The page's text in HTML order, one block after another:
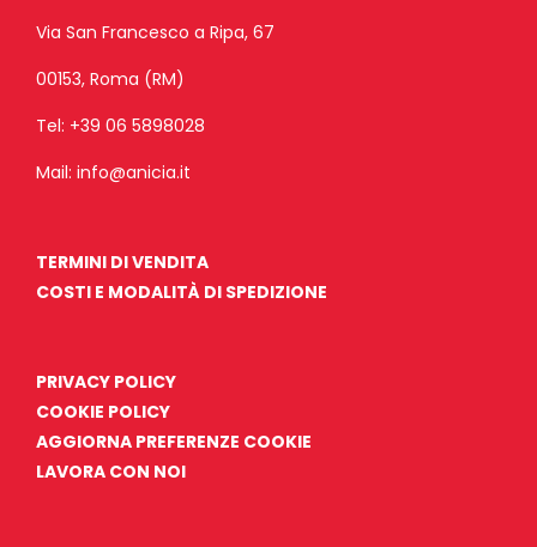
Via San Francesco a Ripa, 67
00153, Roma (RM)
Tel: +39 06 5898028
Mail: info@anicia.it
TERMINI DI VENDITA
COSTI E MODALITÀ DI SPEDIZIONE
PRIVACY POLICY
COOKIE POLICY
AGGIORNA PREFERENZE COOKIE
LAVORA CON NOI